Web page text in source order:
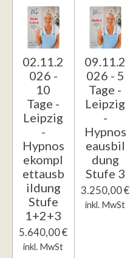
02.11.2
026 -
10
Tage -
Leipzig
-
Hypnos
ekompl
ettausb
ildung
Stufe
1+2+3
5.640,00 €
inkl. MwSt
09.11.2
026 - 5
Tage -
Leipzig
-
Hypnos
eausbil
dung
Stufe 3
3.250,00 €
inkl. MwSt